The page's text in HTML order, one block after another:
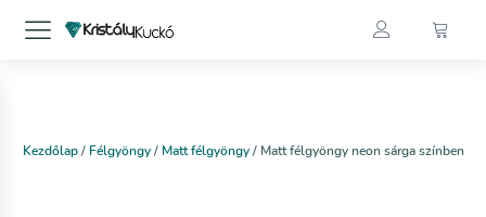
Kezdőlap/ Félgyöngy/ Matt félgyöngy/ Matt félgyöngy neon sárga színben